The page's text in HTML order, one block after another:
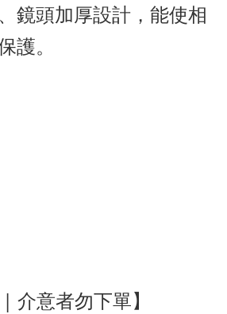
鏡頭加厚設計，能使相
護。
介意者勿下單】